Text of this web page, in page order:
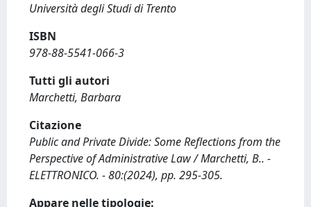
Università degli Studi di Trento
ISBN
978-88-5541-066-3
Tutti gli autori
Marchetti, Barbara
Citazione
Public and Private Divide: Some Reflections from the
Perspective of Administrative Law / Marchetti, B.. -
ELETTRONICO. - 80:(2024), pp. 295-305.
Appare nelle tipologie: